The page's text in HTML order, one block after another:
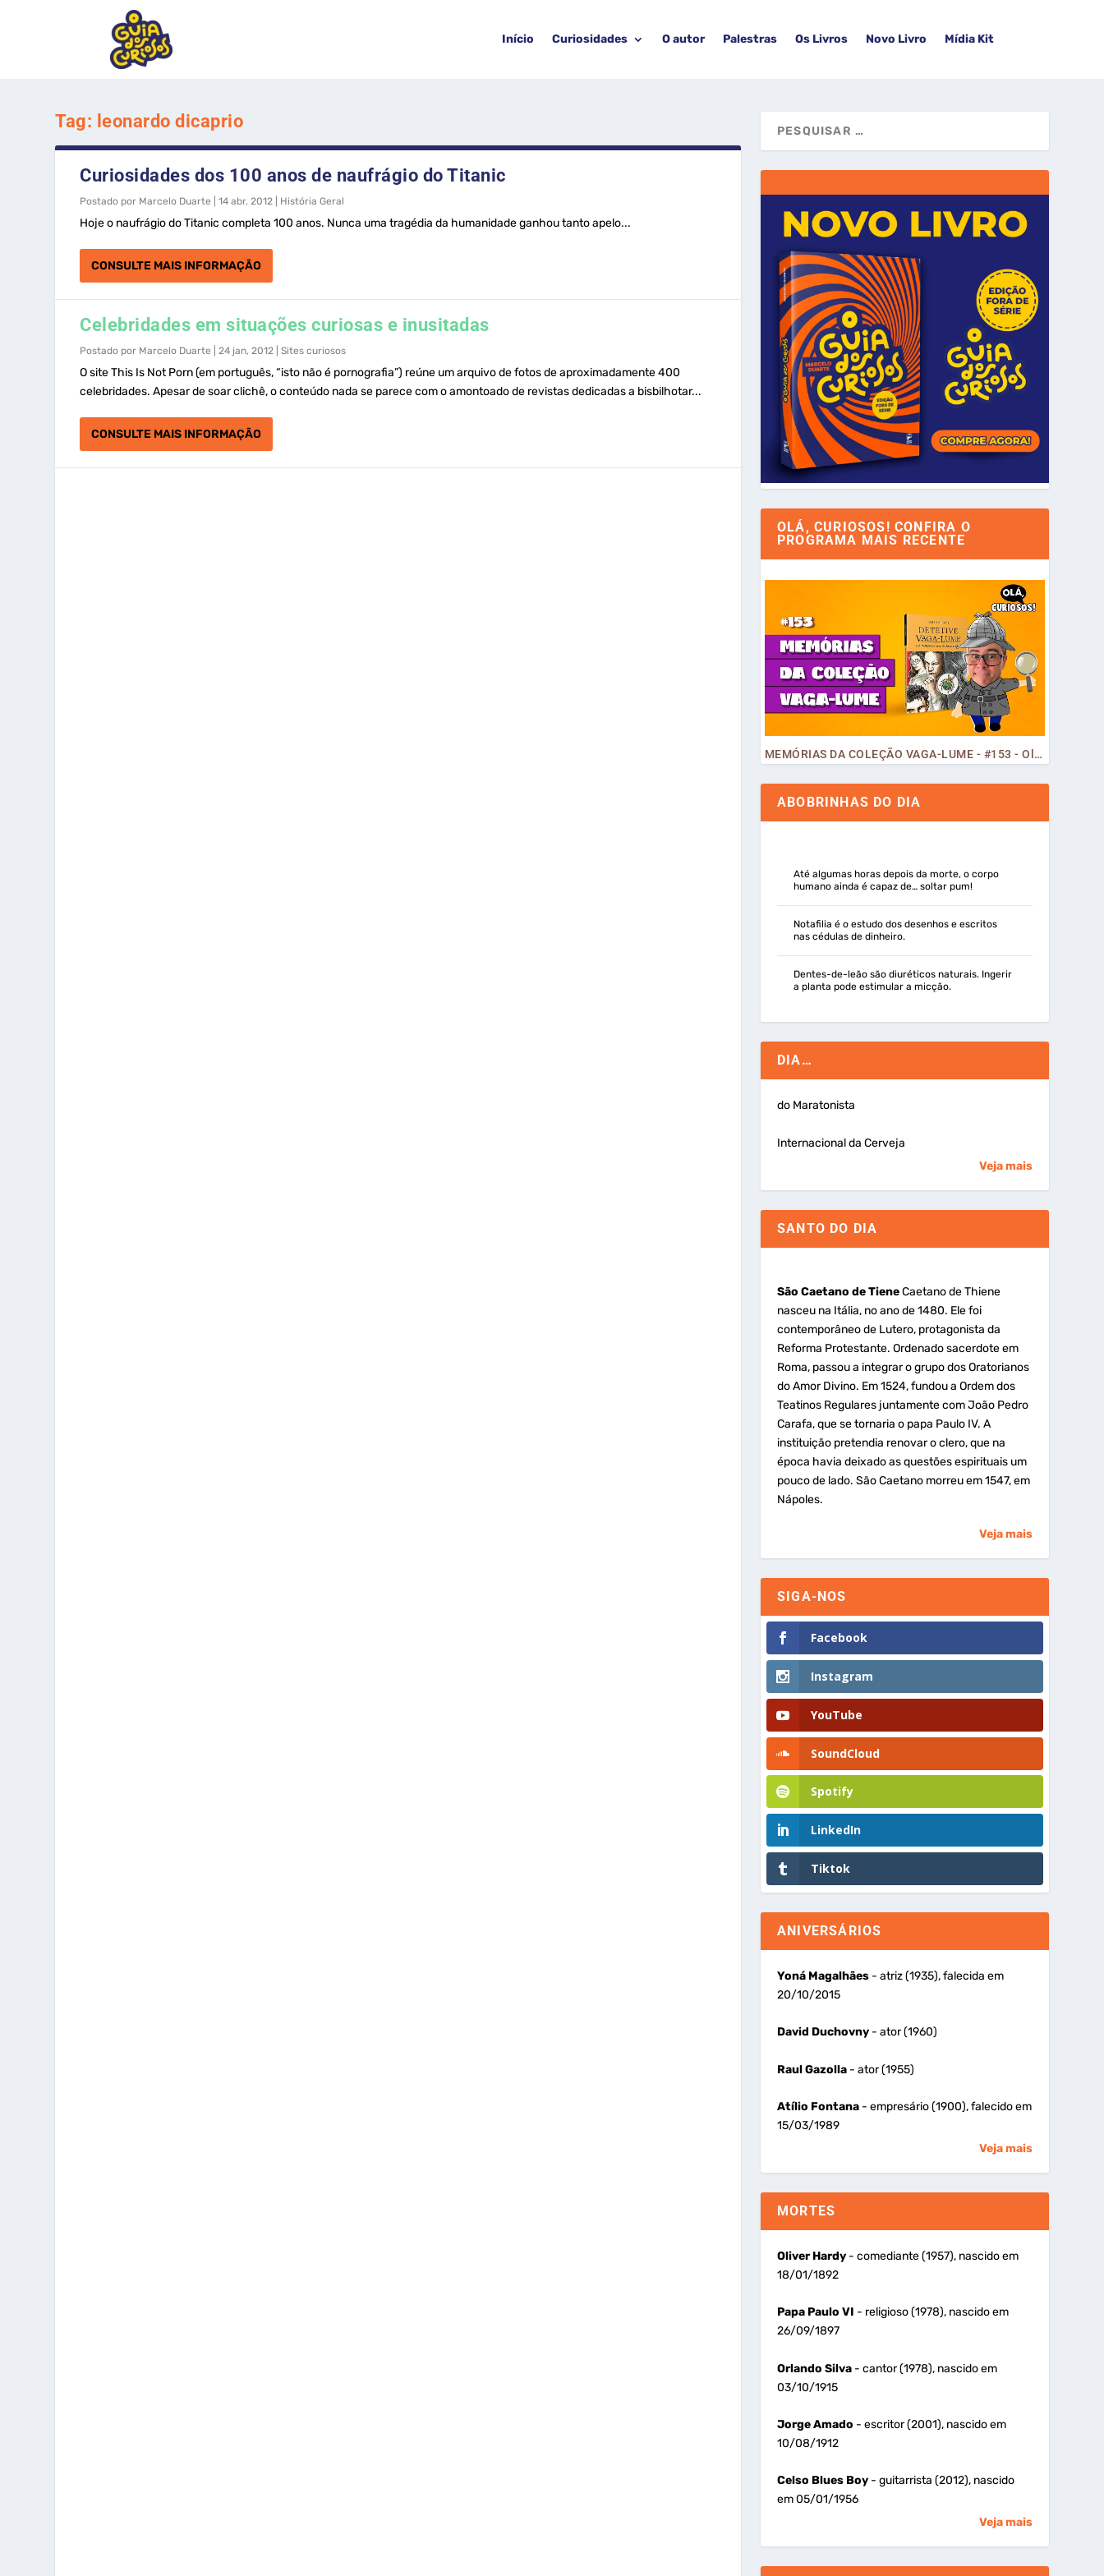
Início Curiosidades O autor Palestras Os Livros Novo Livro Mídia Kit
Tag: leonardo dicaprio
Curiosidades dos 100 anos de naufrágio do Titanic
Postado por Marcelo Duarte |14 abr, 2012 História Geral
Hoje o naufrágio do Titanic completa 100 anos. Nunca uma tragédia da humanidade ganhou tanto apelo...
CONSULTE MAIS INFORMAÇÃO
Celebridades em situações curiosas e inusitadas
Postado por Marcelo Duarte |24 jan, 2012 |Sites curiosos
O site This Is Not Porn (em português, “isto não é pornografia”) reúne um arquivo de fotos de aproximadamente 400
celebridades. Apesar de soar clichê, o conteúdo nada se parece com o amontoado de revistas dedicadas a bisbilhotar...
CONSULTE MAIS INFORMAÇÃO
OLÁ, CURIOSOS! CONFIRA O
PROGRAMA MAIS RECENTE
MEMÓRIAS DA COLEÇÃO VAGA-LUME - #153 - Olá, Curiosos! 2023
ABOBRINHAS DO DIA
Até algumas horas depois da morte, o corpo
humano ainda é capaz de… soltar pum!
Notafilia é o estudo dos desenhos e escritos
nas cédulas de dinheiro.
Dentes-de-leão são diuréticos naturais. Ingerir
a planta pode estimular a micção.
DIA…
do Maratonista
Internacional da Cerveja
Veja mais
SANTO DO DIA
São Caetano de TieneCaetano de Thiene
nasceu na Itália, no ano de 1480. Ele foi
contemporâneo de Lutero, protagonista da
Reforma Protestante. Ordenado sacerdote em
Roma, passou a integrar o grupo dos Oratorianos
do Amor Divino. Em 1524, fundou a Ordem dos
Teatinos Regulares juntamente com João Pedro
Carafa, que se tornaria o papa Paulo IV. A
instituição pretendia renovar o clero, que na
época havia deixado as questões espirituais um
pouco de lado. São Caetano morreu em 1547, em
Nápoles.
Veja mais
SIGA-NOS
Facebook
Instagram
YouTube
SoundCloud
Spotify
LinkedIn
Tiktok
ANIVERSÁRIOS
Yoná Magalhães- atriz (1935), falecida em
20/10/2015
David Duchovny- ator (1960)
Raul Gazolla- ator (1955)
Atílio Fontana- empresário (1900), falecido em
15/03/1989
Veja mais
MORTES
Oliver Hardy- comediante (1957), nascido em
18/01/1892
Papa Paulo VI - religioso (1978), nascido em
26/09/1897
Orlando Silva- cantor (1978), nascido em
03/10/1915
Jorge Amado - escritor (2001), nascido em
10/08/1912
Celso Blues Boy- guitarrista (2012), nascido
em 05/01/1956
Veja mais